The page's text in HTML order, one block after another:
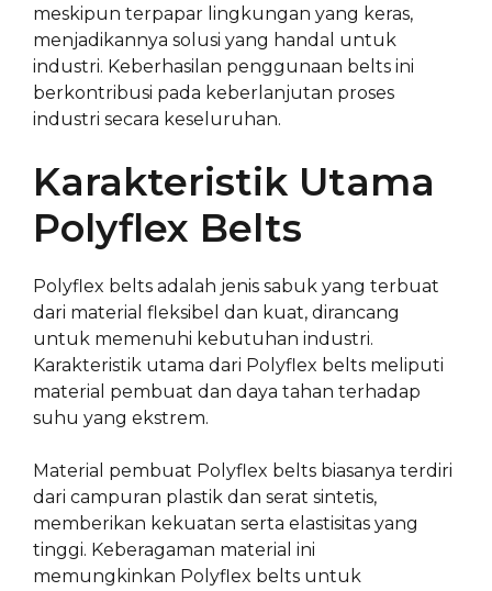
meskipun terpapar lingkungan yang keras,
menjadikannya solusi yang handal untuk
industri. Keberhasilan penggunaan belts ini
berkontribusi pada keberlanjutan proses
industri secara keseluruhan.
Karakteristik Utama
Polyflex Belts
Polyflex belts adalah jenis sabuk yang terbuat
dari material fleksibel dan kuat, dirancang
untuk memenuhi kebutuhan industri.
Karakteristik utama dari Polyflex belts meliputi
material pembuat dan daya tahan terhadap
suhu yang ekstrem.
Material pembuat Polyflex belts biasanya terdiri
dari campuran plastik dan serat sintetis,
memberikan kekuatan serta elastisitas yang
tinggi. Keberagaman material ini
memungkinkan Polyflex belts untuk